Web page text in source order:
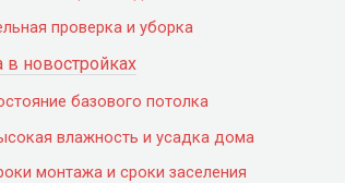
проверка и уборка
новостройках
базового потолка
влажность и усадка дома
монтажа и сроки заселения